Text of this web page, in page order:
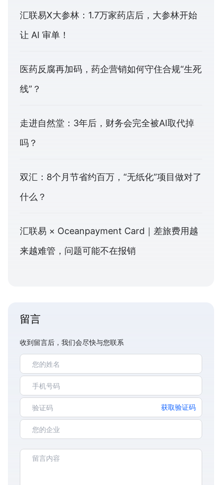
汇联易X大参林：1.7万家药店后，大参林开始
让 AI 审单！
医药反腐再加码，药企营销如何守住合规“生死
线”？
走进自然堂：3年后，财务会完全被AI取代掉
吗？
双汇：8个月节省约百万，“无纸化”项目做对了
什么？
汇联易 × Oceanpayment Card｜差旅费用越
来越难管，问题可能不在报销
留言
收到留言后，我们会尽快与您联系
获取验证码